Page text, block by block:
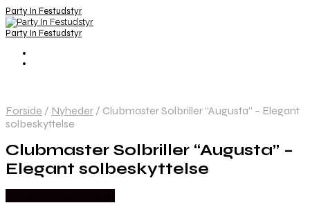
Party In Festudstyr
Party In Festudstyr
Forside / Nyheder / Clubmaster Solbriller “Augusta” – Elegant
solbeskyttelse
Clubmaster Solbriller “Augusta” –
Elegant solbeskyttelse